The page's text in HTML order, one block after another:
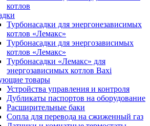
котлов
Турбонасадки для энергонезависимых
котлов «Лемакс»
Турбонасадки для энергозависимых
котлов «Лемакс»
Турбонасадки «Лемакс» для
энергозависимых котлов Baxi
товары
Устройства управления и контроля
Дубликаты паспортов на оборудование
Расширительные баки
Сопла для перевода на сжиженный газ